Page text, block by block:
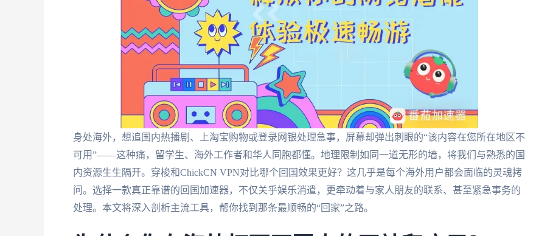
身处海外，想追国内热播剧、上淘宝购物或登录网银处理急事，屏幕却弹出刺眼的“该内容在您所在地区不
可用”——这种痛，留学生、海外工作者和华人同胞都懂。地理限制如同一道无形的墙，将我们与熟悉的国
内资源生生隔开。穿梭和ChickCN VPN对比哪个回国效果更好？这几乎是每个海外用户都会面临的灵魂拷
问。选择一款真正靠谱的回国加速器，不仅关乎娱乐消遣，更牵动着与家人朋友的联系、甚至紧急事务的
处理。本文将深入剖析主流工具，帮你找到那条最顺畅的“回家”之路。